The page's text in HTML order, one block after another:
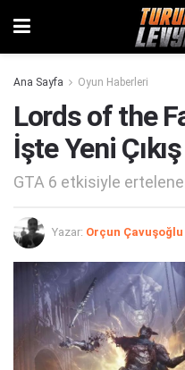
Ana Sayfa Oyun Haberleri
Lords of the
İşte Yeni
GTA 6 etkisiyle
Yazar: Orçun Çavuşoğlu